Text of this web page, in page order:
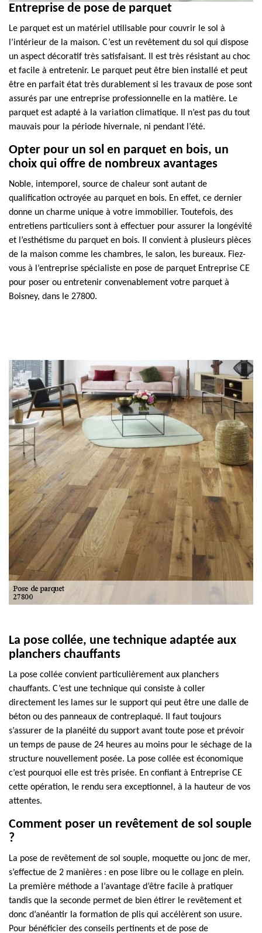
Entreprise de pose de parquet
Le parquet est un matériel utilisable pour couvrir le sol à
l’intérieur de la maison. C’est un revêtement du sol qui dispose
un aspect décoratif très satisfaisant. Il est très résistant au choc
et facile à entretenir. Le parquet peut être bien installé et peut
être en parfait état très durablement si les travaux de pose sont
assurés par une entreprise professionnelle en la matière. Le
parquet est adapté à la variation climatique. Il n’est pas du tout
mauvais pour la période hivernale, ni pendant l’été.
Opter pour un sol en parquet en bois, un
choix qui offre de nombreux avantages
Noble, intemporel, source de chaleur sont autant de
qualification octroyée au parquet en bois. En effet, ce dernier
donne un charme unique à votre immobilier. Toutefois, des
entretiens particuliers sont à effectuer pour assurer la longévité
et l’esthétisme du parquet en bois. Il convient à plusieurs pièces
de la maison comme les chambres, le salon, les bureaux. Fiez-
vous à l’entreprise spécialiste en pose de parquet Entreprise CE
pour poser ou entretenir convenablement votre parquet à
Boisney, dans le 27800.
La pose collée, une technique adaptée aux
planchers chauffants
La pose collée convient particulièrement aux planchers
chauffants. C’est une technique qui consiste à coller
directement les lames sur le support qui peut être une dalle de
béton ou des panneaux de contreplaqué. Il faut toujours
s’assurer de la planéité du support avant toute pose et prévoir
un temps de pause de 24 heures au moins pour le séchage de la
structure nouvellement posée. La pose collée est économique
c’est pourquoi elle est très prisée. En confiant à Entreprise CE
cette opération, le rendu sera exceptionnel, à la hauteur de vos
attentes.
Comment poser un revêtement de sol souple
?
La pose de revêtement de sol souple, moquette ou jonc de mer,
s’effectue de 2 manières : en pose libre ou le collage en plein.
La première méthode a l’avantage d’être facile à pratiquer
tandis que la seconde permet de bien étirer le revêtement et
donc d’anéantir la formation de plis qui accélèrent son usure.
Pour bénéficier des conseils pertinents et de pose de